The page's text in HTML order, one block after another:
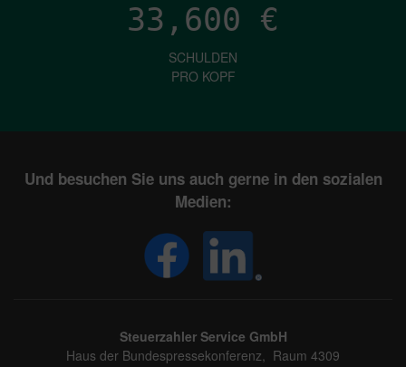
33,600 €
SCHULDEN
PRO KOPF
Und besuchen Sie uns auch gerne in den sozialen
Medien:
Steuerzahler Service GmbH
Haus der Bundespressekonferenz, Raum 4309